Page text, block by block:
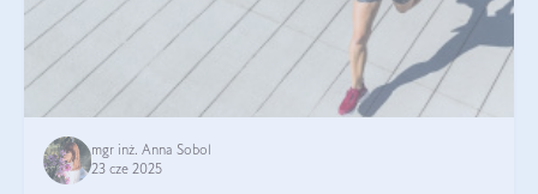
mgr inż. Anna Sobol
23 cze 2025